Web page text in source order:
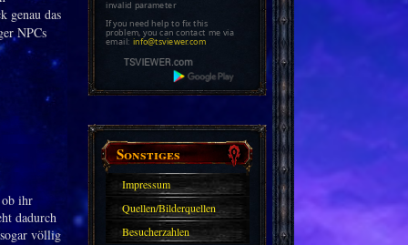
invalid parameter
If you need help to fix this
problem, you can contact me via
email: info@tsviewer.com
Sonstiges
Impressum
Quellen/Bilderquellen
Besucherzahlen
genau das
NPCs
ob ihr
dadurch
völlig